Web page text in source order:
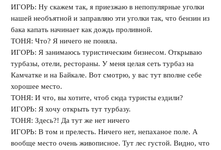
ИГОРЬ: Ну скажем так, я приезжаю в непопулярные уголки
нашей необъятной и заправляю эти уголки так, что бензин из
бака капать начинает как дождь проливной.
ТОНЯ: Что? Я ничего не поняла.
ИГОРЬ: Я занимаюсь туристическим бизнесом. Открываю
турбазы, отели, рестораны. У меня целая сеть турбаз на
Камчатке и на Байкале. Вот смотрю, у вас тут вполне себе
хорошее место.
ТОНЯ: И что, вы хотите, чтоб сюда туристы ездили?
ИГОРЬ: Я хочу открыть тут турбазу.
ТОНЯ: Здесь?! Да тут же нет ничего
ИГОРЬ: В том и прелесть. Ничего нет, непаханое поле. А
вообще место очень живописное. Тут лес густой. Видно, что